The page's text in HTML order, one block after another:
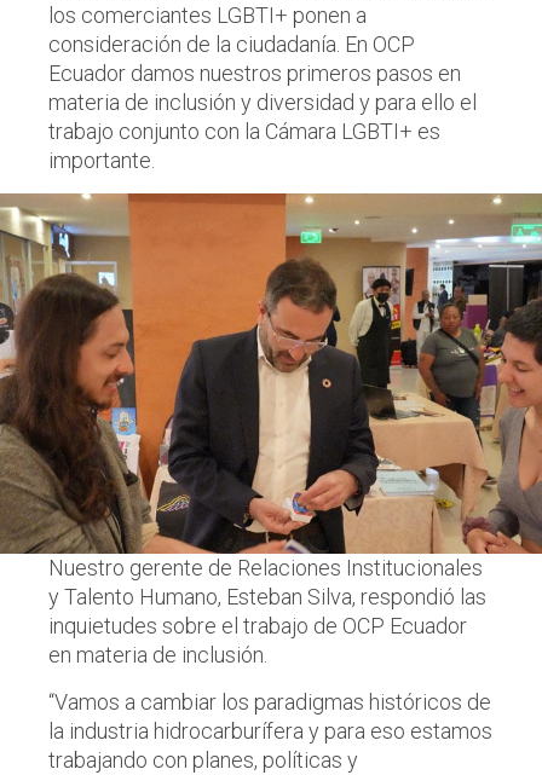
los comerciantes LGBTI+ ponen a
consideración de la ciudadanía. En OCP
Ecuador damos nuestros primeros pasos en
materia de inclusión y diversidad y para ello el
trabajo conjunto con la Cámara LGBTI+ es
importante.
Nuestro gerente de Relaciones Institucionales
y Talento Humano, Esteban Silva, respondió las
inquietudes sobre el trabajo de OCP Ecuador
en materia de inclusión.
“Vamos a cambiar los paradigmas históricos de
la industria hidrocarburífera y para eso estamos
trabajando con planes, políticas y